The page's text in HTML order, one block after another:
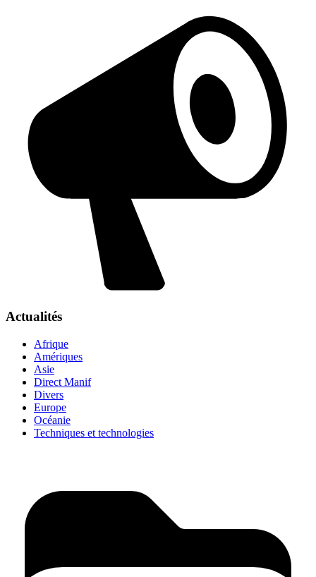
Actualités
Afrique
Amériques
Asie
Direct Manif
Divers
Europe
Océanie
Techniques et technologies